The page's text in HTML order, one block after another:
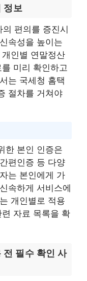
정보
편의를 증진시
속성을 높이는
인별 연말정산
미리 확인하고
는 국세청 홈택
절차를 거쳐야
한 본인 인증은
편인증 등 다양
는 본인에게 가
속하게 서비스에
개인별로 적용
자료 목록을 확
전 필수 확인 사